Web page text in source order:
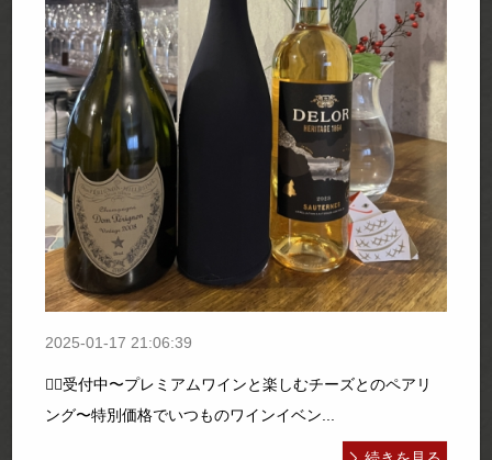
2025-01-17 21:06:39
💁‍♀️受付中〜プレミアムワインと楽しむチーズとのペアリ
ング〜特別価格でいつものワインイベン...